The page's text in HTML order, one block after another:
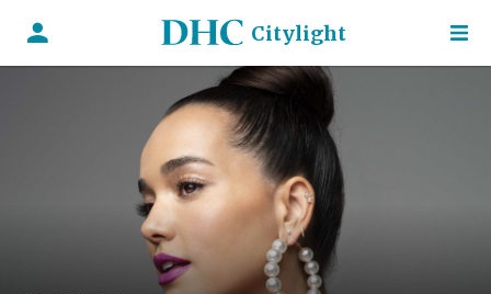
Citylight